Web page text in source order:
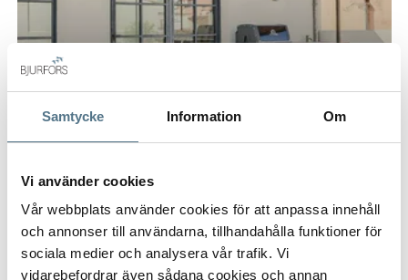
Samtycke Information Om
Vi använder cookies
Vår webbplats använder cookies för att anpassa innehåll
och annonser till användarna, tillhandahålla funktioner för
sociala medier och analysera vår trafik. Vi
vidarebefordrar även sådana cookies och annan
CALATRAVA, PALMA
Calatrava